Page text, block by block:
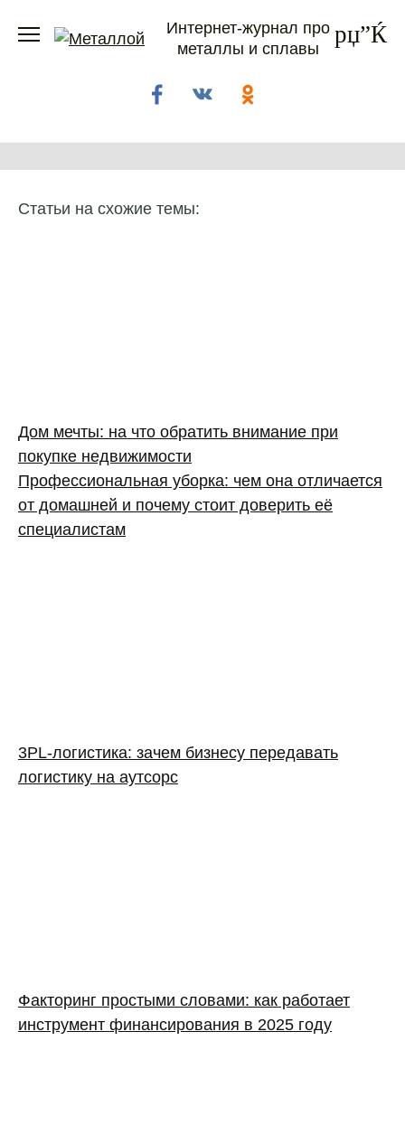
Интернет-журнал про
металлы и сплавы
Статьи на схожие темы:
Дом мечты: на что обратить внимание при
покупке недвижимости
Профессиональная уборка: чем она отличается
от домашней и почему стоит доверить её
специалистам
3PL‑логистика: зачем бизнесу передавать
логистику на аутсорс
Факторинг простыми словами: как работает
инструмент финансирования в 2025 году